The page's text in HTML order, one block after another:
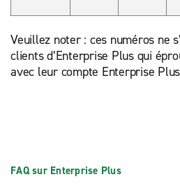
Veuillez noter : ces numéros ne
clients d’Enterprise Plus qui
avec leur compte Enterprise
FAQ sur Enterprise Plus